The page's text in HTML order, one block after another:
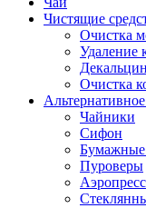
Чистящие
Очистка
Удаление
Очистка
Чайники
Сифон
Пуроверы
Аэропресс